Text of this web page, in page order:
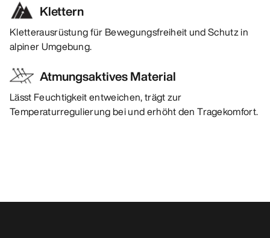
Klettern
Kletterausrüstung für Bewegungsfreiheit und Schutz in
alpiner Umgebung.
Atmungsaktives Material
Lässt Feuchtigkeit entweichen, trägt zur
Temperaturregulierung bei und erhöht den Tragekomfort.